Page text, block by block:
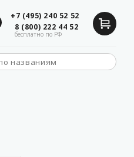
+7 (495) 240 52 52
8 (800) 222 44 52
бесплатно по РФ